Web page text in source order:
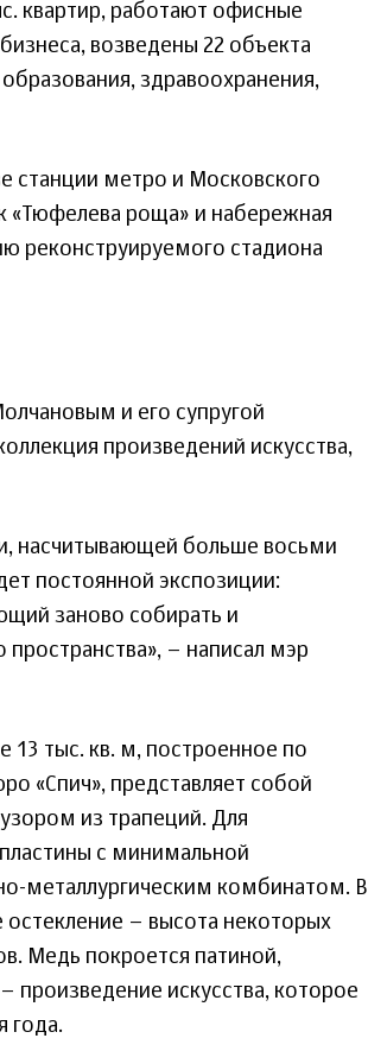
квартир, работают офисные
возведены 22 объекта
здравоохранения,
станции метро и Московского
«Тюфелева роща» и набережная
реконструируемого стадиона
и его супругой
произведений искусства,
насчитывающей больше восьми
постоянной экспозиции:
заново собирать и
– написал мэр
13 тыс. кв. м, построенное по
«Спич», представляет собой
из трапеций. Для
с минимальной
металлургическим комбинатом. В
– высота некоторых
Медь покроется патиной,
произведение искусства, которое
года.